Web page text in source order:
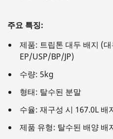
주요 특징:
제품: 트립톤 대두 배지 (
EP/USP/BP/JP)
수량: 5kg
형태: 탈수된 분말
수율: 재구성 시 167.0L 배
제품 유형: 탈수된 배양 배